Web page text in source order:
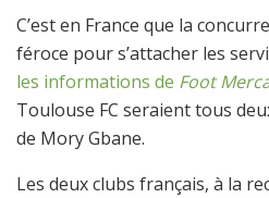
C’est en France que la
féroce pour s’attacher les
les informations de Foot
Toulouse FC seraient tous
de Mory Gbane.
Les deux clubs français, à la